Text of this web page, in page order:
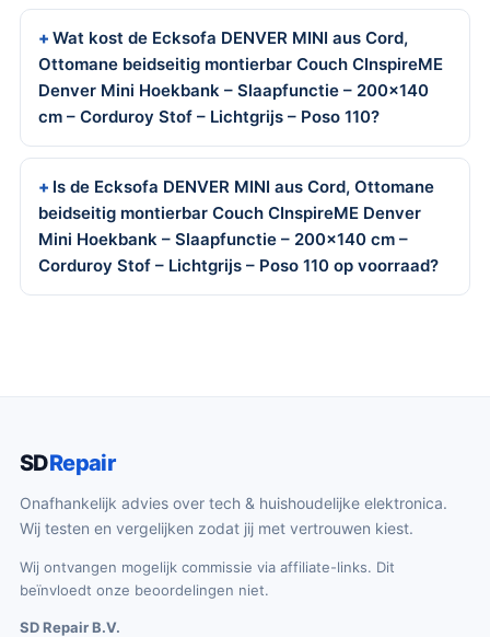
Wat kost de Ecksofa DENVER MINI aus Cord,
Ottomane beidseitig montierbar Couch CInspireME
Denver Mini Hoekbank – Slaapfunctie – 200×140
cm – Corduroy Stof – Lichtgrijs – Poso 110?
Is de Ecksofa DENVER MINI aus Cord, Ottomane
beidseitig montierbar Couch CInspireME Denver
Mini Hoekbank – Slaapfunctie – 200×140 cm –
Corduroy Stof – Lichtgrijs – Poso 110 op voorraad?
SDRepair
Onafhankelijk advies over tech & huishoudelijke elektronica.
Wij testen en vergelijken zodat jij met vertrouwen kiest.
Wij ontvangen mogelijk commissie via affiliate-links. Dit
beïnvloedt onze beoordelingen niet.
SD Repair B.V.